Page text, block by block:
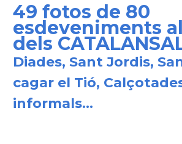
49 fotos de 80
esdeveniments
dels
Diades, Sant Jordis,
cagar el Tió,
informals...